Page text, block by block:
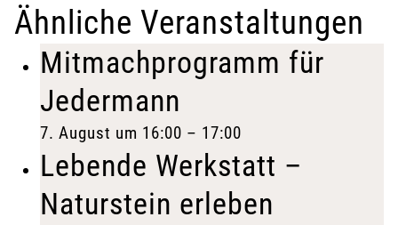
Ähnliche Veranstaltungen
Mitmachprogramm für
Jedermann
7. August um 16:00 – 17:00
Lebende Werkstatt –
Naturstein erleben